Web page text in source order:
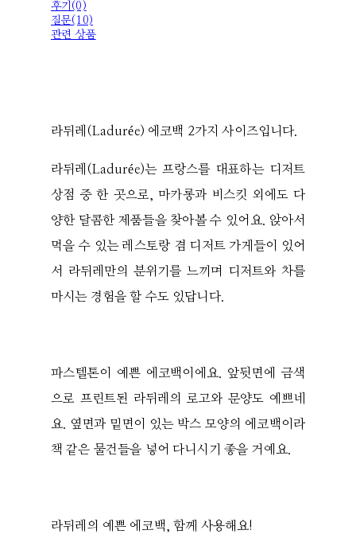
후기(0)
질문(10)
관련 상품
라뒤레(Ladurée) 에코백 2가지 사이즈입니다.
라뒤레(Ladurée)는 프랑스를 대표하는 디저트
상점 중 한 곳으로, 마카롱과 비스킷 외에도 다
양한 달콤한 제품들을 찾아볼 수 있어요. 앉아서
먹을 수 있는 레스토랑 겸 디저트 가게들이 있어
서 라뒤레만의 분위기를 느끼며 디저트와 차를
마시는 경험을 할 수도 있답니다.
파스텔톤이 예쁜 에코백이에요. 앞뒷면에 금색
으로 프린트된 라뒤레의 로고와 문양도 예쁘네
요. 옆면과 밑면이 있는 박스 모양의 에코백이라
책 같은 물건들을 넣어 다니시기 좋을 거예요.
라뒤레의 예쁜 에코백, 함께 사용해요!